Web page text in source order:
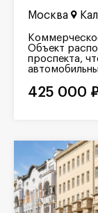
Москва
Объект
проспекта,
425 000